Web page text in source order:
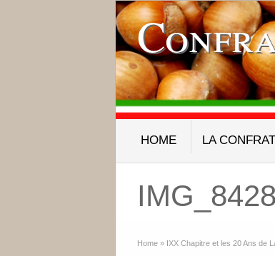
HOME LA
IMG_8428
Home » IXX Chapitre et les 20 Ans de